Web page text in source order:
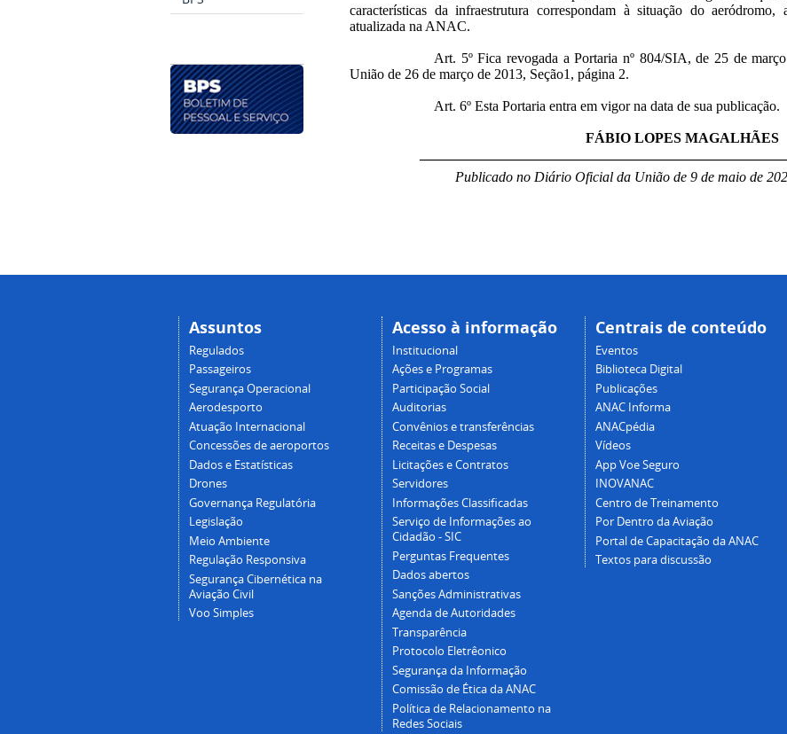
características da infraestrutura correspondam à situação do
atualizada na ANAC.
Art. 5º Fica revogada a Portaria nº 804/SIA, de 25 de
União de 26 de março de 2013, Seção1, página 2.
Art. 6º Esta Portaria entra em vigor na data de sua publicação.
FÁBIO LOPES MAGALHÃES
Publicado no Diário Oficial da União de 9 de maio de
Assuntos
Regulados
Passageiros
Segurança Operacional
Aerodesporto
Atuação Internacional
Concessões de aeroportos
Dados e Estatísticas
Drones
Governança Regulatória
Legislação
Meio Ambiente
Regulação Responsiva
Segurança Cibernética na
Aviação Civil
Voo Simples
Acesso à informação
Institucional
Ações e Programas
Participação Social
Auditorias
Convênios e transferências
Receitas e Despesas
Licitações e Contratos
Servidores
Informações Classificadas
Serviço de Informações ao
Cidadão - SIC
Perguntas Frequentes
Dados abertos
Sanções Administrativas
Agenda de Autoridades
Transparência
Protocolo Eletrêonico
Segurança da Informação
Comissão de Ética da ANAC
Política de Relacionamento na
Redes Sociais
Centrais de conteúdo
Eventos
Biblioteca Digital
Publicações
ANAC Informa
ANACpédia
Vídeos
App Voe Seguro
INOVANAC
Centro de Treinamento
Por Dentro da Aviação
Portal de Capacitação da ANAC
Textos para discussão